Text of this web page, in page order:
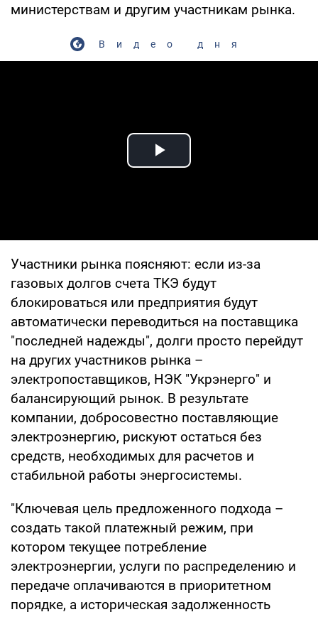
министерствам и другим участникам рынка.
Видео дня
Play Video
Участники рынка поясняют: если из-за
газовых долгов счета ТКЭ будут
блокироваться или предприятия будут
автоматически переводиться на поставщика
"последней надежды", долги просто перейдут
на других участников рынка –
электропоставщиков, НЭК "Укрэнерго" и
балансирующий рынок. В результате
компании, добросовестно поставляющие
электроэнергию, рискуют остаться без
средств, необходимых для расчетов и
стабильной работы энергосистемы.
"Ключевая цель предложенного подхода –
создать такой платежный режим, при
котором текущее потребление
электроэнергии, услуги по распределению и
передаче оплачиваются в приоритетном
порядке, а историческая задолженность